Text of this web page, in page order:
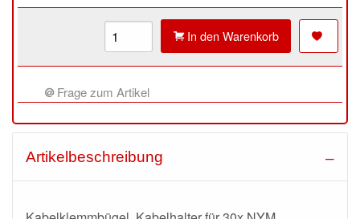
In den Warenkorb
Frage zum Artikel
Artikelbeschreibung